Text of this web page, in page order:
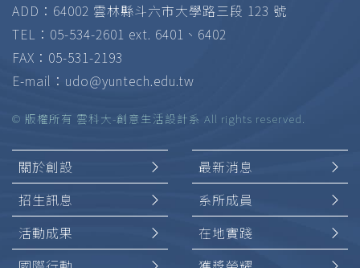
ADD：64002 雲林縣斗六市大學路三段 123 號
TEL：05-534-2601 ext. 6401、6402
FAX：05-531-2193
E-mail： udo@yuntech.edu.tw
© 版權所有 雲科大-創意生活設計系 All rights reserved.
關於創設
最新消息
招生訊息
系所成員
活動成果
在地實踐